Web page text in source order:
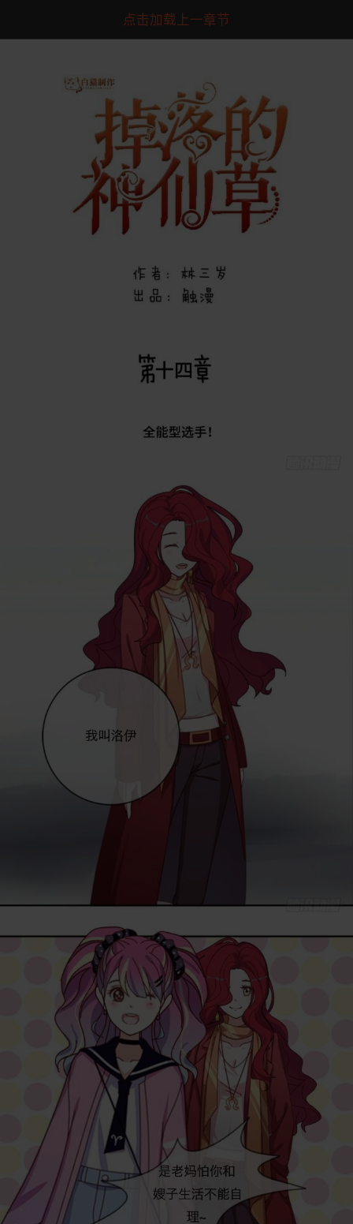
点击加载上一章节